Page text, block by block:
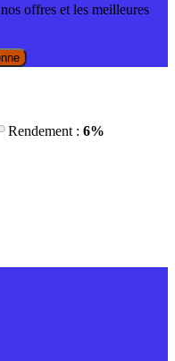
offres et les meilleures
Rendement : 6%